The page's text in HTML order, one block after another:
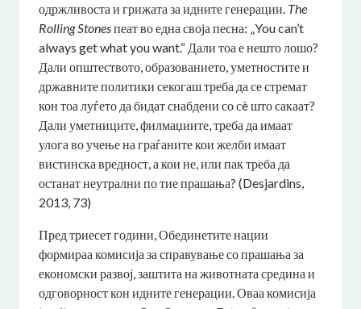
одржливоста и грижата за идните генерации. The
Rolling Stonesпеат во една своја песна: „You can’t
always get what you want.“ Дали тоа е нешто лошо?
Дали општеството, образованието, уметностите и
државните политики секогаш треба да се стремат
кон тоа луѓето да бидат снабдени со сè што сакаат?
Дали уметниците, филмаџиите, треба да имаат
улога во учење на граѓаните кои желби имаат
вистинска вредност, а кои не, или пак треба да
останат неутрални по тие прашања? (Desjardins,
2013, 73)
Пред триесет години, Обединетите нации
формираа комисија за справување со прашања за
економски развој, заштита на животната средина и
одговорност кон идните генерации. Оваа комисија